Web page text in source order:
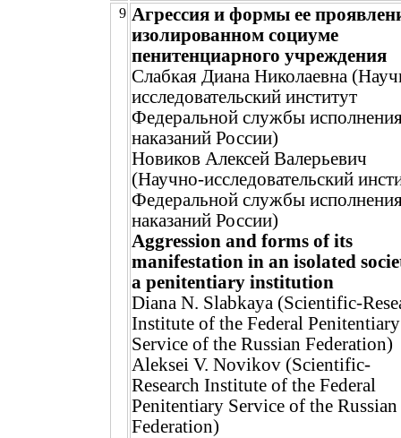
9 Агрессия и формы ее
изолированном социуме
пенитенциарного учреждения
Слабкая Диана Николаевна
исследовательский институт
Федеральной службы
наказаний России)
Новиков Алексей Валерьевич
(Научно-исследовательский
Федеральной службы
наказаний России)
Aggression and forms of its
manifestation in an isolated
a penitentiary institution
Diana N. Slabkaya (Scientific-
Institute of the Federal Penitentiary
Service of the Russian Federation)
Aleksei V. Novikov (Scientific-
Research Institute of the Federal
Penitentiary Service of the Russian
Federation)